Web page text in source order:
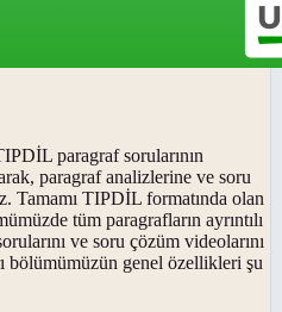
paragraf sorularının
paragraf analizlerine ve soru
Tamamı TIPDİL formatında olan
tüm paragrafların ayrıntılı
ve soru çözüm videolarını
bölümümüzün genel özellikleri şu